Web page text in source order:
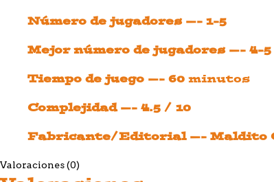
Número de jugadores —- 1-5
Mejor número de jugadores —- 4-5
Tiempo de juego —- 60 minutos
Complejidad —- 4.5 / 10
Fabricante/Editorial —- Maldito
Valoraciones (0)